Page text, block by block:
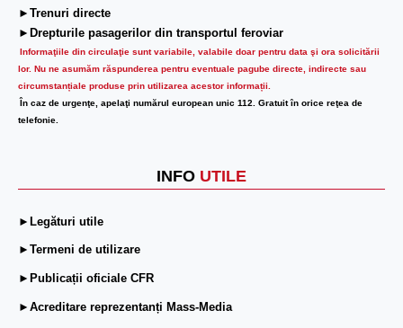
►Trenuri directe
►Drepturile pasagerilor din transportul feroviar
Informaţiile din circulaţie sunt variabile, valabile doar pentru data şi ora solicitării
lor. Nu ne asumăm răspunderea pentru eventuale pagube directe, indirecte sau
circumstanțiale produse prin utilizarea acestor informații.
În caz de urgenţe, apelaţi numărul european unic 112. Gratuit în orice reţea de
telefonie.
INFO UTILE
►Legături utile
►Termeni de utilizare
►Publicații oficiale CFR
►Acreditare reprezentanți Mass-Media